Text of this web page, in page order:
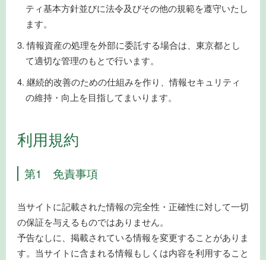
ティ基本方針並びに法令及びその他の規範を遵守いたし
ます。
情報資産の処理を外部に委託する場合は、東京都とし
て適切な管理のもとで行います。
継続的改善のための仕組みを作り、情報セキュリティ
の維持・向上を目指してまいります。
利用規約
第1 免責事項
当サイトに記載された情報の完全性・正確性に対して一切
の保証を与えるものではありません。
予告なしに、掲載されている情報を変更することがありま
す。当サイトに含まれる情報もしくは内容を利用すること